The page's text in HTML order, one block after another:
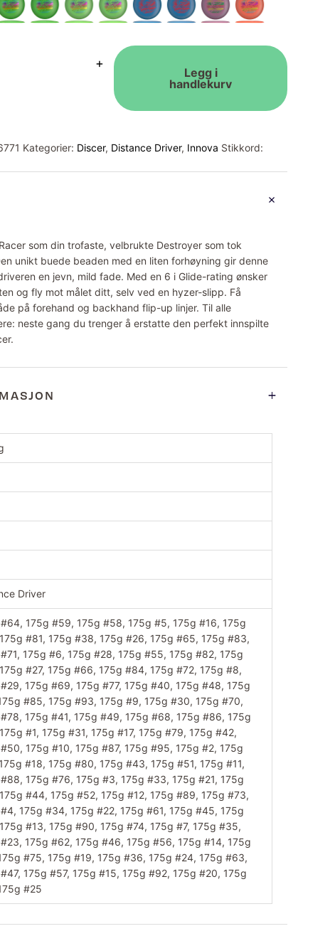
+
Legg i
handlekurv
Kategorier: Discer, Distance Driver, Innova Stikkord:
som din trofaste, velbrukte Destroyer som tok
unikt buede beaden med en liten forhøyning gir denne
en jevn, mild fade. Med en 6 i Glide-rating ønsker
og fly mot målet ditt, selv ved en hyzer-slipp. Få
på forehand og backhand flip-up linjer. Til alle
neste gang du trenger å erstatte den perfekt innspilte
Driver
175g #59, 175g #58, 175g #5, 175g #16, 175g
#81, 175g #38, 175g #26, 175g #65, 175g #83,
175g #6, 175g #28, 175g #55, 175g #82, 175g
#27, 175g #66, 175g #84, 175g #72, 175g #8,
175g #69, 175g #77, 175g #40, 175g #48, 175g
#85, 175g #93, 175g #9, 175g #30, 175g #70,
175g #41, 175g #49, 175g #68, 175g #86, 175g
#1, 175g #31, 175g #17, 175g #79, 175g #42,
175g #10, 175g #87, 175g #95, 175g #2, 175g
#18, 175g #80, 175g #43, 175g #51, 175g #11,
175g #76, 175g #3, 175g #33, 175g #21, 175g
#44, 175g #52, 175g #12, 175g #89, 175g #73,
175g #34, 175g #22, 175g #61, 175g #45, 175g
#13, 175g #90, 175g #74, 175g #7, 175g #35,
175g #62, 175g #46, 175g #56, 175g #14, 175g
#75, 175g #19, 175g #36, 175g #24, 175g #63,
175g #57, 175g #15, 175g #92, 175g #20, 175g
#25